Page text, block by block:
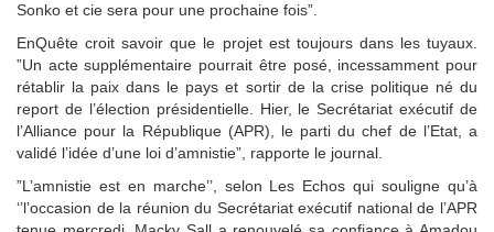
Sonko et cie sera pour une prochaine fois”.
EnQuête croit savoir que le projet est toujours dans les tuyaux.
”Un acte supplémentaire pourrait être posé, incessamment pour
rétablir la paix dans le pays et sortir de la crise politique né du
report de l’élection présidentielle. Hier, le Secrétariat exécutif de
l’Alliance pour la République (APR), le parti du chef de l’Etat, a
validé l’idée d’une loi d’amnistie”, rapporte le journal.
”L’amnistie est en marche’’, selon Les Echos qui souligne qu’à
‘’l’occasion de la réunion du Secrétariat exécutif national de l’APR